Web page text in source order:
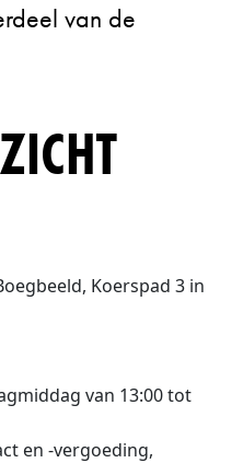
van de
Koerspad 3 in
van 13:00 tot
en -vergoeding,